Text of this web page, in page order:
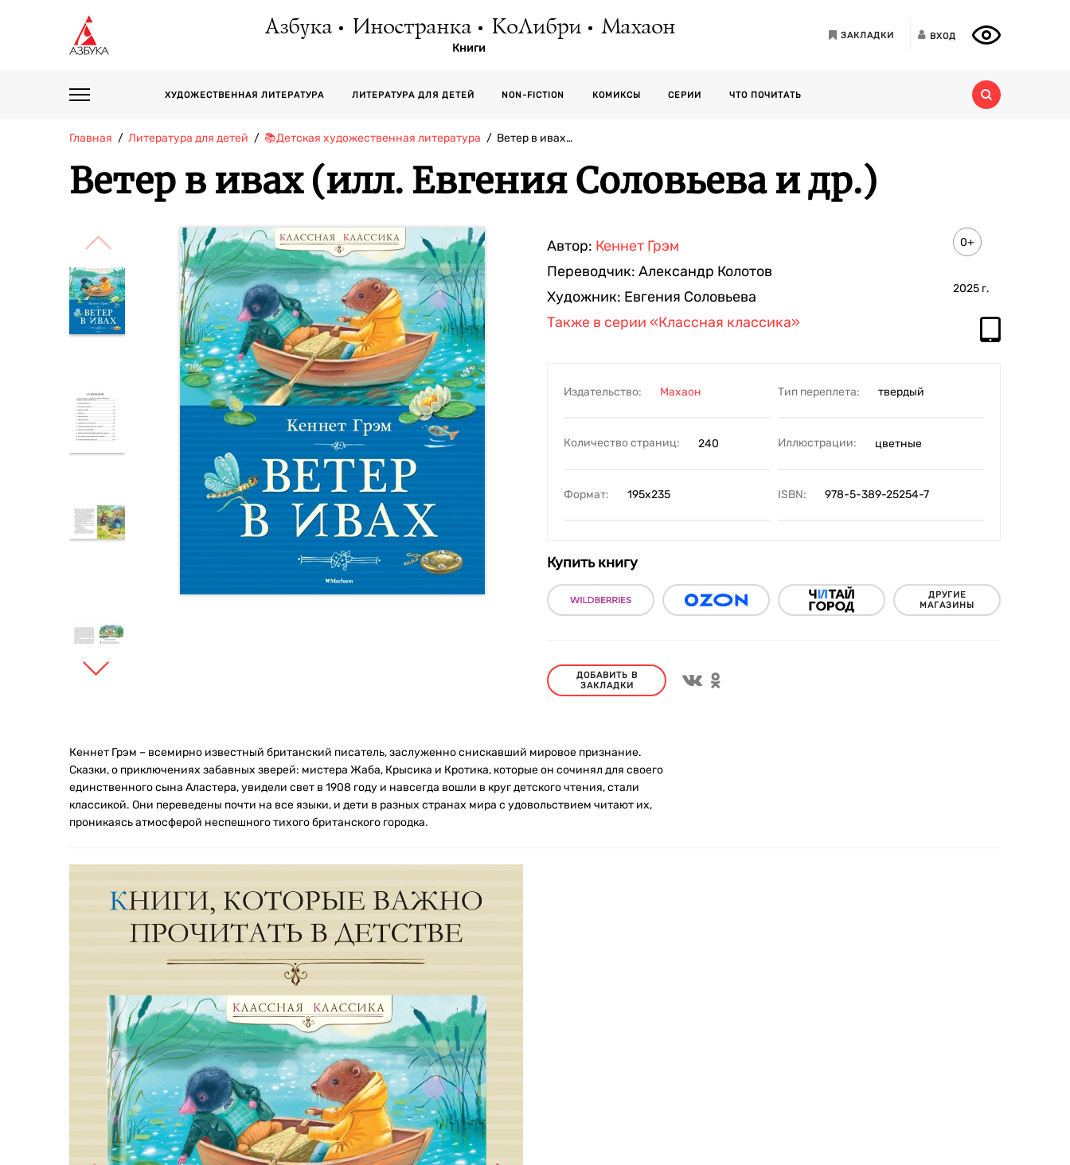
Азбука Иностранка КоЛибри Махаон
Книги
ЗАКЛАДКИ ВХОД
ХУДОЖЕСТВЕННАЯ ЛИТЕРАТУРА ЛИТЕРАТУРА ДЛЯ ДЕТЕЙ NON-FICTION КОМИКСЫ СЕРИИ ЧТО ПОЧИТАТЬ
Главная Литература для детей 📚Детская художественная литература Ветер в ивах…
Ветер в ивах (илл. Евгения Соловьева и др.)
Автор: Кеннет Грэм
Переводчик: Александр Колотов
Художник: Евгения Соловьева
0+
2025 г.
Также в серии «Классная классика»
Издательство: Махаон Тип переплета: твердый
Количество страниц: 240 Иллюстрации: цветные
Формат: 195х235 ISBN: 978-5-389-25254-7
Купить книгу
ДРУГИЕ
МАГАЗИНЫ
ДОБАВИТЬ В
ЗАКЛАДКИ
Кеннет Грэм – всемирно известный британский писатель, заслуженно снискавший мировое признание.
Сказки, о приключениях забавных зверей: мистера Жаба, Крысика и Кротика, которые он сочинял для своего
единственного сына Аластера, увидели свет в 1908 году и навсегда вошли в круг детского чтения, стали
классикой. Они переведены почти на все языки, и дети в разных странах мира с удовольствием читают их,
проникаясь атмосферой неспешного тихого британского городка.